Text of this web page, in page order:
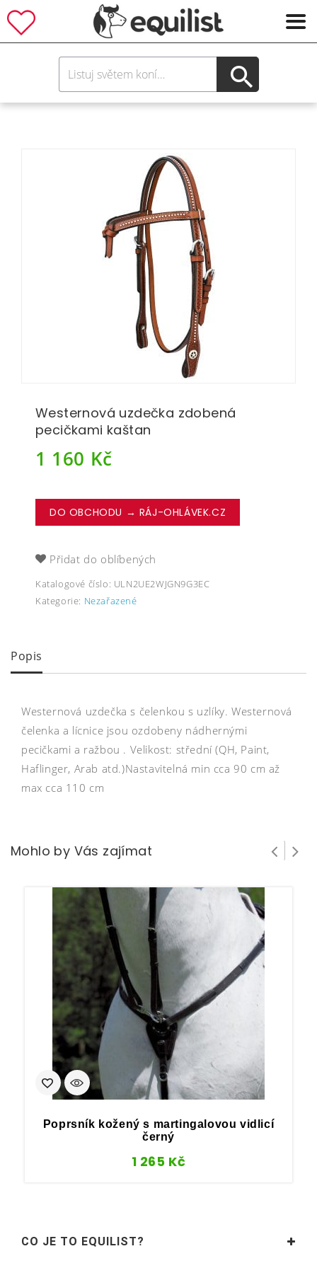
Westernová uzdečka zdobená
pecičkami kaštan
1 160 Kč
DO OBCHODU → RÁJ-OHLÁVEK.CZ
Přidat do oblíbených
Katalogové číslo: ULN2UE2WJGN9G3EC
Kategorie: Nezařazené
Popis
Westernová uzdečka s čelenkou s uzlíky. Westernová
čelenka a lícnice jsou ozdobeny nádhernými
pecičkami a ražbou . Velikost: střední (QH, Paint,
Haflinger, Arab atd.)Nastavitelná min cca 90 cm až
max cca 110 cm
Mohlo by Vás zajímat
Poprsník kožený s martingalovou vidlicí
černý
1 265 Kč
CO JE TO EQUILIST?